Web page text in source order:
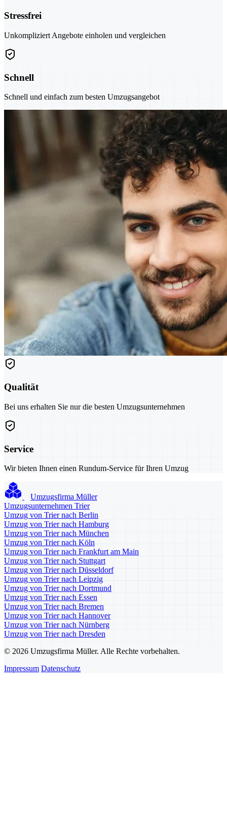
Stressfrei
Unkompliziert Angebote einholen und vergleichen
Schnell
Schnell und einfach zum besten Umzugsangebot
Qualität
Bei uns erhalten Sie nur die besten Umzugsunternehmen
Service
Wir bieten Ihnen einen Rundum-Service für Ihren Umzug
Umzugsfirma Müller
Umzugsunternehmen Trier
Umzug von Trier nach Berlin
Umzug von Trier nach Hamburg
Umzug von Trier nach München
Umzug von Trier nach Köln
Umzug von Trier nach Frankfurt am Main
Umzug von Trier nach Stuttgart
Umzug von Trier nach Düsseldorf
Umzug von Trier nach Leipzig
Umzug von Trier nach Dortmund
Umzug von Trier nach Essen
Umzug von Trier nach Bremen
Umzug von Trier nach Hannover
Umzug von Trier nach Nürnberg
Umzug von Trier nach Dresden
© 2026 Umzugsfirma Müller. Alle Rechte vorbehalten.
Impressum Datenschutz